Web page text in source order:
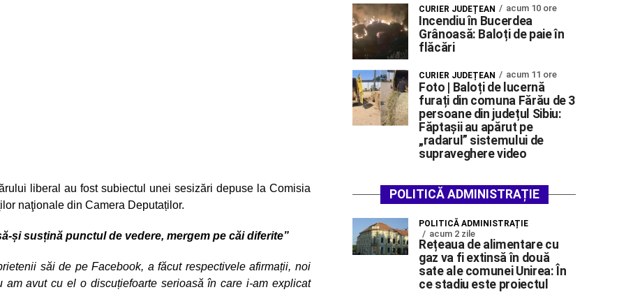
liberal au fost subiectul unei sesizări depuse la Comisia
naţionale din Camera Deputaților.
și susțină punctul de vedere, mergem pe căi diferite”
săi de pe Facebook, a făcut respectivele afirmații, noi
avut cu el o discuțiefoarte serioasă în care i-am explicat
CURIER JUDEȚEAN acum 10 ore
Incendiu în Bucerdea
Grânoasă: Baloți de paie în
flăcări
CURIER JUDEȚEAN acum 11 ore
Foto | Baloți de lucernă
furați din comuna Fărău de 3
persoane din județul Sibiu:
Făptașii au apărut pe
„radarul” sistemului de
supraveghere video
POLITICĂ ADMINISTRAȚIE
POLITICĂ ADMINISTRAȚIE
acum 2 zile
Rețeaua de alimentare cu
gaz va fi extinsă în două
sate ale comunei Unirea: În
ce stadiu este proiectul